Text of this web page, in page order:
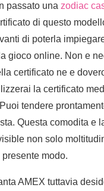
passato una zodiac
di questo
di poterla
gioco online. Non e
certificato ne e
la certificato
tendere
Questa comodita e
non solo
modo.
AMEX tuttavia